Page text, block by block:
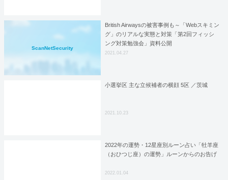
ScanNetSecurity
British Airwaysの被害事例も～「Webスキミン
グ」のリアルな実態と対策「第2回フィッシ
ング対策勉強会」資料公開
2021.04.27
小選挙区 主な立候補者の横顔 5区 ／茨城
2021.10.23
2022年の運勢・12星座別ルーン占い「牡羊座
（おひつじ座）の運勢」ルーンからのお告げ
2022.01.04